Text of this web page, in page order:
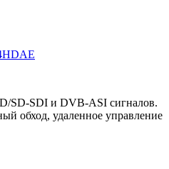
SD-SDI и DVB-ASI сигналов.
обход, удаленное управление